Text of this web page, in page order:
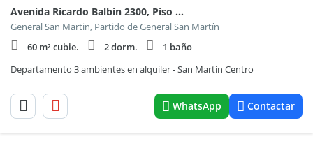
Avenida Ricardo Balbin 2300, Piso 10
General San Martin, Partido de General San Martín
60 m² cubie.
2 dorm.
1 baño
Departamento 3 ambientes en alquiler - San Martin Centro
WhatsApp Contactar